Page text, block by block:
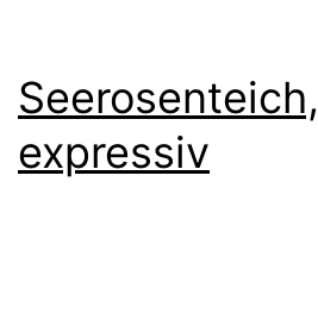
Seerosenteich,
expressiv